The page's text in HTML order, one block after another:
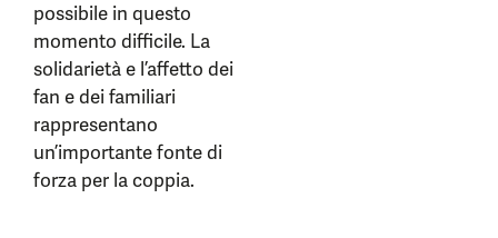
possibile in questo
momento difficile. La
solidarietà e l’affetto dei
fan e dei familiari
rappresentano
un’importante fonte di
forza per la coppia.